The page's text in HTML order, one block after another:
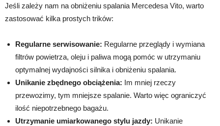
Jeśli zależy nam na obniżeniu spalania Mercedesa Vito, warto
zastosować kilka prostych trików:
Regularne serwisowanie: Regularne przeglądy i wymiana
filtrów powietrza, oleju i paliwa mogą pomóc w utrzymaniu
optymalnej wydajności silnika i obniżeniu spalania.
Unikanie zbędnego obciążenia: Im mniej rzeczy
przewozimy, tym mniejsze spalanie. Warto więc ograniczyć
ilość niepotrzebnego bagażu.
Utrzymanie umiarkowanego stylu jazdy: Unikanie